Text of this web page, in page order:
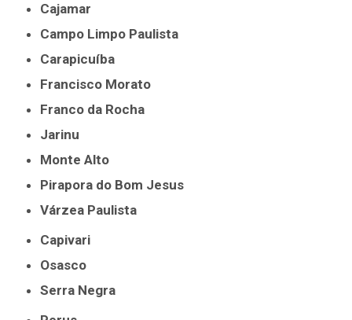
Cajamar
Campo Limpo Paulista
Carapicuíba
Francisco Morato
Franco da Rocha
Jarinu
Monte Alto
Pirapora do Bom Jesus
Várzea Paulista
Capivari
Osasco
Serra Negra